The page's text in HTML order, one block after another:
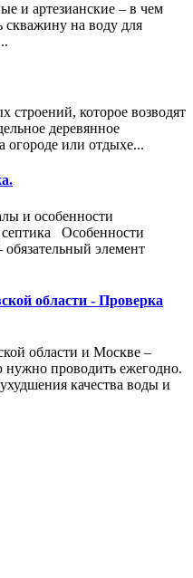
и артезианские – в чем
скважину на воду для
строений, которое возводят
деревянное
огороде или отдыхе...
и особенности
септика Особенности
элемент
области - Проверка
области и Москве –
нужно проводить ежегодно.
качества воды и